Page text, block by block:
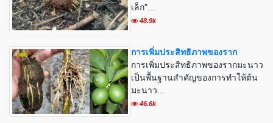
เล็ก”...
48.9k
การเพิ่มประสิทธิภาพของราก
การเพิ่มประสิทธิภาพของรากมะนาว
เป็นพื้นฐานสำคัญของการทำให้ต้น
มะนาว...
46.6k